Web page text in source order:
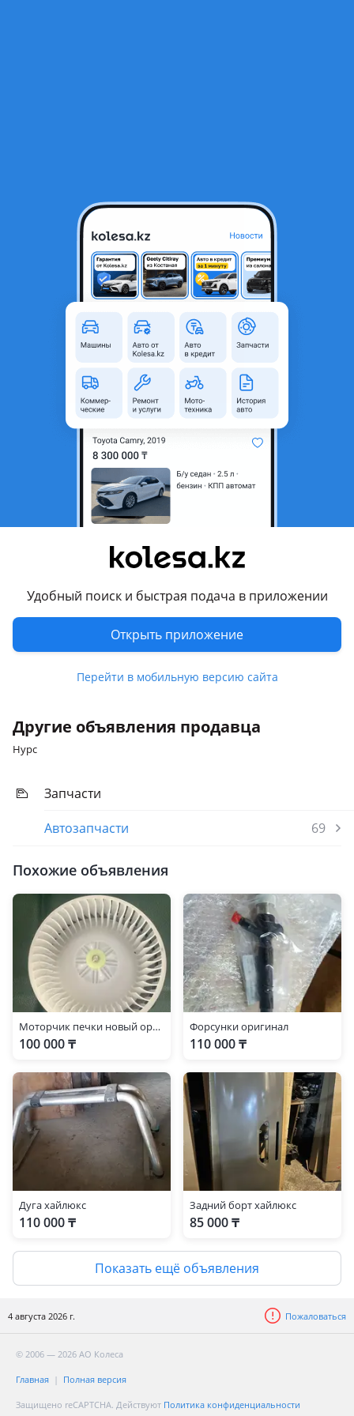
Удобный поиск и быстрая подача в приложении
Открыть приложение
Перейти в мобильную версию сайта
Форсунка 2KD Hilux, Hiace, Fortuner 2011-(26)
Алматы, Алматинская
область
Новая
Есть доставка
Да
Подходит на авто
Toyota Fortuner
Форсунки 2kd, hilux, uiace, fortuner 2011-(26) Denso
Отличного качества, гарантия на установку, доставка по
регионам
Другие объявления продавца
Нурс
Запчасти
Автозапчасти
69
Похожие объявления
Моторчик печки новый оригинал Toyota Hilux 2006-2015 год
100 000 ₸
Форсунки оригинал
110 000 ₸
Дуга хайлюкс
110 000 ₸
Задний борт хайлюкс
85 000 ₸
Показать ещё объявления
4 августа 2026 г. Пожаловаться
© 2006 — 2026 АО Колеса
Главная Полная версия
Защищено reCAPTCHA. Действуют Политика конфиденциальности